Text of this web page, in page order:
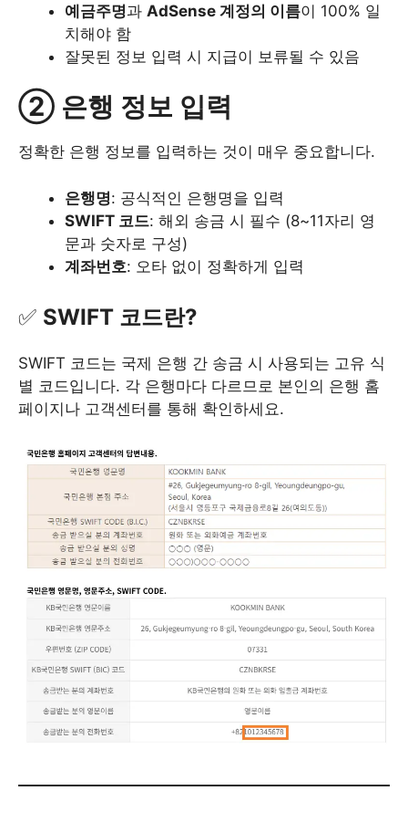
예금주명과 AdSense 계정의 이름이 100% 일
치해야 함
잘못된 정보 입력 시 지급이 보류될 수 있음
② 은행 정보 입력
정확한 은행 정보를 입력하는 것이 매우 중요합니다.
은행명: 공식적인 은행명을 입력
SWIFT 코드: 해외 송금 시 필수 (8~11자리 영
문과 숫자로 구성)
계좌번호: 오타 없이 정확하게 입력
✅ SWIFT 코드란?
SWIFT 코드는 국제 은행 간 송금 시 사용되는 고유 식
별 코드입니다. 각 은행마다 다르므로 본인의 은행 홈
페이지나 고객센터를 통해 확인하세요.